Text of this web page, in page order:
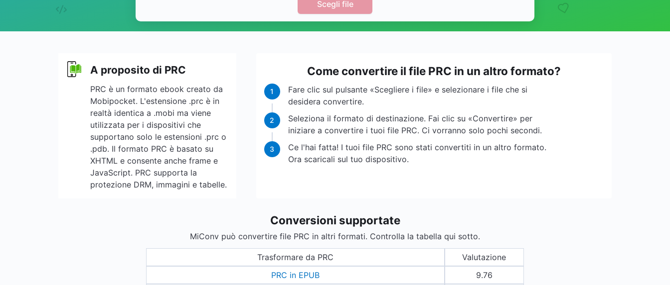
Scegli file
A proposito di PRC
PRC è un formato ebook creato da
Mobipocket. L'estensione .prc è in
realtà identica a .mobi ma viene
utilizzata per i dispositivi che
supportano solo le estensioni .prc o
.pdb. Il formato PRC è basato su
XHTML e consente anche frame e
JavaScript. PRC supporta la
protezione DRM, immagini e tabelle.
Come convertire il file PRC in un altro formato?
1
Fare clic sul pulsante «Scegliere i file» e selezionare i file che si
desidera convertire.
2
Seleziona il formato di destinazione. Fai clic su «Convertire» per
iniziare a convertire i tuoi file PRC. Ci vorranno solo pochi secondi.
3
Ce l'hai fatta! I tuoi file PRC sono stati convertiti in un altro formato.
Ora scaricali sul tuo dispositivo.
Conversioni supportate
MiConv può convertire file PRC in altri formati. Controlla la tabella qui sotto.
Trasformare da PRC
Valutazione
PRC in EPUB
9.76